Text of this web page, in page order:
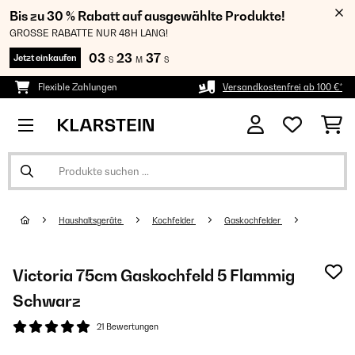
Bis zu 30 % Rabatt auf ausgewählte Produkte!
GROSSE RABATTE NUR 48H LANG!
Jetzt einkaufen 03 S 23 M 37 S
Flexible Zahlungen Versandkostenfrei ab 100 €*
Haushaltsgeräte Kochfelder Gaskochfelder
Victoria 75cm Gaskochfeld 5 Flammig
Schwarz
21 Bewertungen